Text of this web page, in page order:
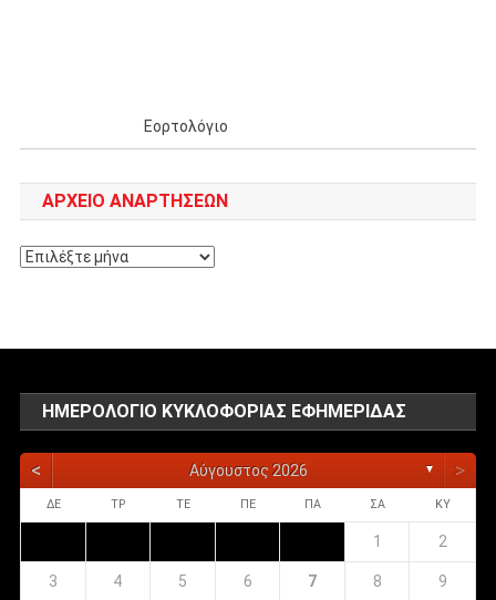
Εορτολόγιο
ΑΡΧΕΊΟ ΑΝΑΡΤΉΣΕΩΝ
Αρχείο
ΗΜΕΡΟΛΌΓΙΟ ΚΥΚΛΟΦΟΡΊΑΣ ΕΦΗΜΕΡΊΔΑΣ
< Αύγουστος 2026 ▼ >
ΔΕ ΤΡ ΤΕ ΠΕ ΠΑ ΣΑ ΚΥ
1 2
3 4 5 6 7 8 9